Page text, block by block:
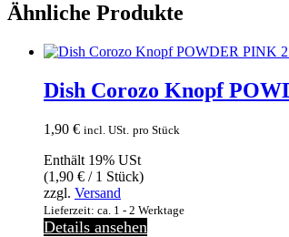
Ähnliche Produkte
Dish Corozo Knopf
1,90 € incl. USt. pro Stück
Enthält 19% USt
(1,90 € / 1 Stück)
zzgl. Versand
Lieferzeit: ca. 1 - 2 Werktage
Details ansehen